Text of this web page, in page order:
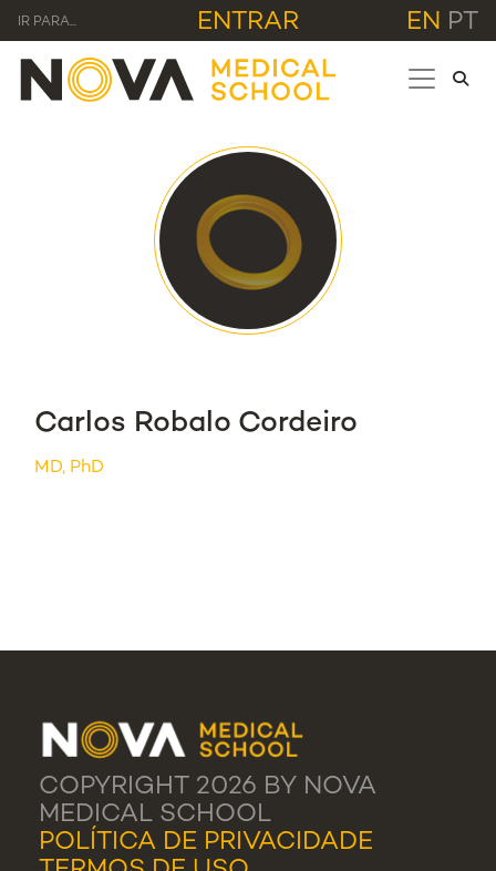
IR PARA... ENTRAR EN PT
Carlos Robalo Cordeiro
MD, PhD
COPYRIGHT 2026 BY NOVA
MEDICAL SCHOOL
POLÍTICA DE PRIVACIDADE